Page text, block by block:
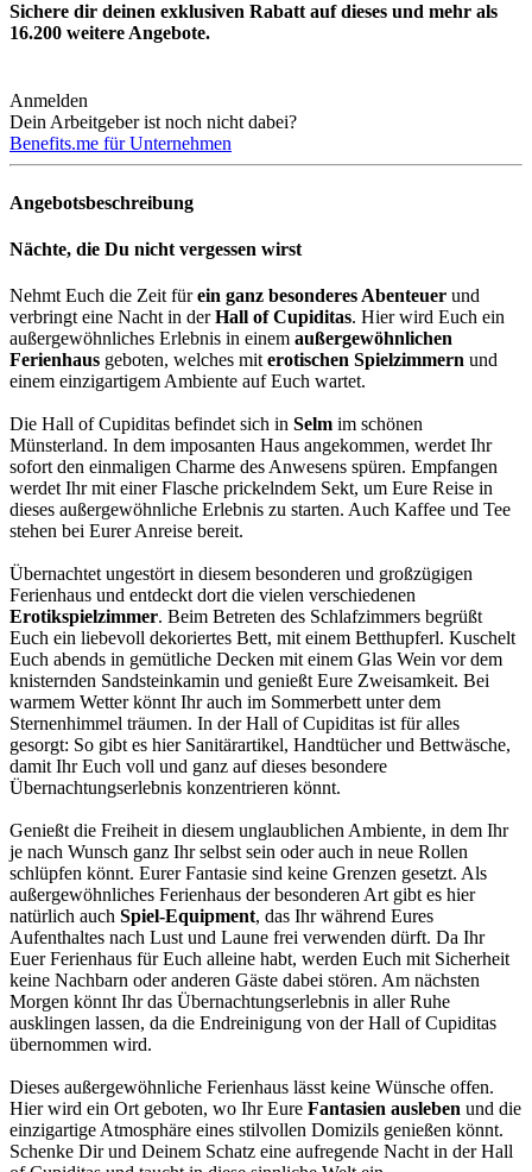
Sichere dir deinen exklusiven Rabatt auf dieses und mehr als
16.200 weitere Angebote.
Anmelden
Dein Arbeitgeber ist noch nicht dabei?
Benefits.me für Unternehmen
Angebotsbeschreibung
Nächte, die Du nicht vergessen wirst
Nehmt Euch die Zeit fürein ganz besonderes Abenteuer und
verbringt eine Nacht in derHall of Cupiditas. Hier wird Euch ein
außergewöhnliches Erlebnis in einem außergewöhnlichen
Ferienhaus geboten, welches mit erotischen Spielzimmern und
einem einzigartigem Ambiente auf Euch wartet.
Die Hall of Cupiditas befindet sich in Selm im schönen
Münsterland. In dem imposanten Haus angekommen, werdet Ihr
sofort den einmaligen Charme des Anwesens spüren. Empfangen
werdet Ihr mit einer Flasche prickelndem Sekt, um Eure Reise in
dieses außergewöhnliche Erlebnis zu starten. Auch Kaffee und Tee
stehen bei Eurer Anreise bereit.
Übernachtet ungestört in diesem besonderen und großzügigen
Ferienhaus und entdeckt dort die vielen verschiedenen
Erotikspielzimmer. Beim Betreten des Schlafzimmers begrüßt
Euch ein liebevoll dekoriertes Bett, mit einem Betthupferl. Kuschelt
Euch abends in gemütliche Decken mit einem Glas Wein vor dem
knisternden Sandsteinkamin und genießt Eure Zweisamkeit. Bei
warmem Wetter könnt Ihr auch im Sommerbett unter dem
Sternenhimmel träumen. In der Hall of Cupiditas ist für alles
gesorgt: So gibt es hier Sanitärartikel, Handtücher und Bettwäsche,
damit Ihr Euch voll und ganz auf dieses besondere
Übernachtungserlebnis konzentrieren könnt.
Genießt die Freiheit in diesem unglaublichen Ambiente, in dem Ihr
je nach Wunsch ganz Ihr selbst sein oder auch in neue Rollen
schlüpfen könnt. Eurer Fantasie sind keine Grenzen gesetzt. Als
außergewöhnliches Ferienhaus der besonderen Art gibt es hier
natürlich auch Spiel-Equipment, das Ihr während Eures
Aufenthaltes nach Lust und Laune frei verwenden dürft. Da Ihr
Euer Ferienhaus für Euch alleine habt, werden Euch mit Sicherheit
keine Nachbarn oder anderen Gäste dabei stören. Am nächsten
Morgen könnt Ihr das Übernachtungserlebnis in aller Ruhe
ausklingen lassen, da die Endreinigung von der Hall of Cupiditas
übernommen wird.
Dieses außergewöhnliche Ferienhaus lässt keine Wünsche offen.
Hier wird ein Ort geboten, wo Ihr Eure Fantasien ausleben und die
einzigartige Atmosphäre eines stilvollen Domizils genießen könnt.
Schenke Dir und Deinem Schatz eine aufregende Nacht in der Hall